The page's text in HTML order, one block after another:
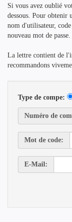
Si vous avez oublié
dessous. Pour obtenir
nom d'utilisateur,
nouveau mot de passe.
La lettre contient de
recommandons
Type de compe:
Numéro de
Mot de code:
E-Mail: